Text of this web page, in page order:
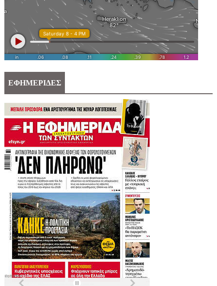
ΕΦΗΜΕΡΙΔΕΣ